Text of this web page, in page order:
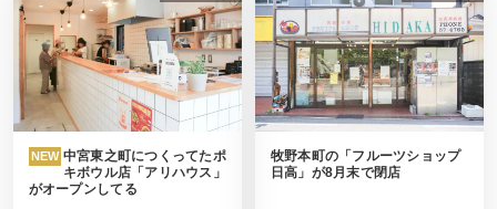
NEW 中宮東之町につくってたポ
キボウル店「アリハウス」
がオープンしてる
牧野本町の「フルーツショップ
日高」が8月末で閉店